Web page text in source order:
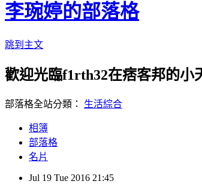
李琬婷的部落格
跳到主文
歡迎光臨f1rth32在痞客邦的小
部落格全站分類： 生活綜合
相簿
部落格
名片
Jul 19 Tue 2016 21:45